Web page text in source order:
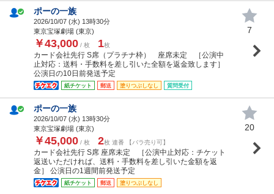
ポーの一族
2026/10/07 (水) 13時30分
東京宝塚劇場 (東京)
￥43,000 / 枚 1枚
カード会社先行 S席（プラチナ枠） 座席未定 ［公演中
止対応：送料・手数料を差し引いた全額を返金致します］
公演日の10日前発送予定
紙チケット 郵送 塗りつぶしなし 質問受付
7
ポーの一族
2026/10/07 (水) 13時30分
東京宝塚劇場 (東京)
￥45,000 / 枚 2枚 連番 【バラ売り可】
カード会社先行 S席 座席未定 ［公演中止対応：チケット
返送いただければ、送料・手数料を差し引いた金額を返
金］ 公演日の1週間前発送予定
紙チケット 郵送 塗りつぶしなし
20